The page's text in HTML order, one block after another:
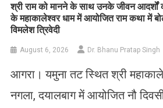
​श्री राम को मानने के साथ उनके जीवन आदर्शों
के महाकालेश्वर धाम में आयोजित राम कथा में
विमलेश त्रिवेदी
August 6, 2026 Dr. Bhanu Pratap Singh
आगरा। यमुना तट स्थित श्री
नगला, दयालबाग में आयोजित नौ